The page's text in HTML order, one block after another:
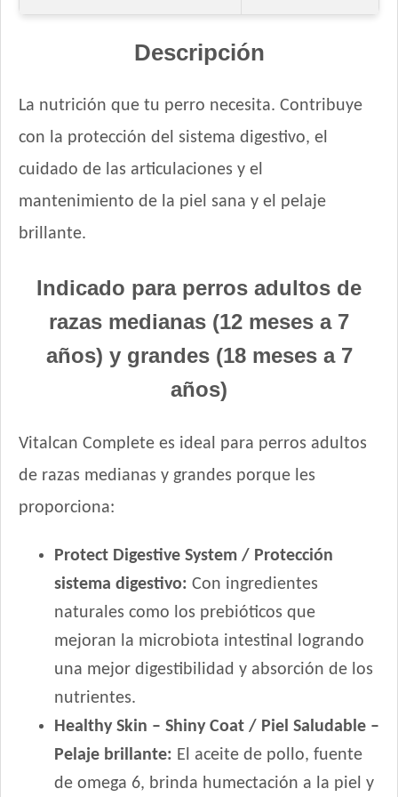
Fawna Perro Adulto Mordida Mediana y Grande
Ganacan Perro Adulto Mix Carne, Hígado y Pollo
Ganacan Perro Adulto sabor Carne
Gaucho Perro Adulto
Gooster Perro Adulto
Gran Campeón Maintenance Perro Adulto Mordida Grande
Gran Campeón Perro Adulto Mordida Grande Carne, Pollo y
Cereales
Gran Pastor Perro Criadores
Handler Perro Adulto Mediano y Grande
High Pro Perro Adulto Cordero
Infinity Adulto Razas Medianas y Grandes
Iron Pet Perro Adultos de Razas Medianas y Grandes
Jager Perro Adulto
Jaspe Premium Perro Adulto
Jaspe Premium Perro Criadores
Keiko Perro Adulto de Raza Mediana y Grande Mix
Keiko Perro Adulto de Raza Mediana y Grande sabor Carne
Ken-L Perro Adulto de Raza Mediana y Grande
Kongo Gold Perro Adulto Medianos y Grandes
Manada Perro Adulto Mediano y Grande
Mapu Perro Adulto Mediano y Grande
Master Crock Perro Adulto Raza Mediana y Grande
Max Pet Perro Adulto Mordida Grande
Descripción
La nutrición que tu perro necesita. Contribuye
con la protección del sistema digestivo, el
cuidado de las articulaciones y el
mantenimiento de la piel sana y el pelaje
brillante.
Indicado para perros adultos de
razas medianas (12 meses a 7
años) y grandes (18 meses a 7
años)
Vitalcan Complete es ideal para perros adultos
de razas medianas y grandes porque les
proporciona:
Protect Digestive System / Protección
sistema digestivo: Con ingredientes
naturales como los prebióticos que
mejoran la microbiota intestinal logrando
una mejor digestibilidad y absorción de los
nutrientes.
Healthy Skin – Shiny Coat / Piel Saludable –
Pelaje brillante: El aceite de pollo, fuente
de omega 6, brinda humectación a la piel y